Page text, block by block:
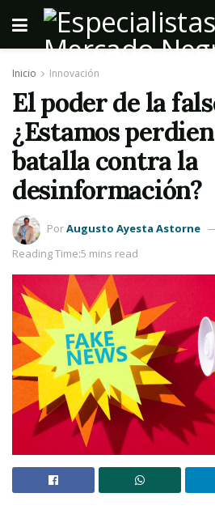
Inicio Innovación
El poder de la
¿Estamos
batalla contra la
desinformación?
PorAugusto Ayesta Astorne
Reading Time:5 mins read